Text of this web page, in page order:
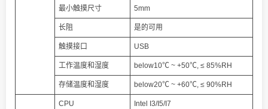
最小触摸尺寸 5mm
长阻 是的可用
触摸接口 USB
工作温度和湿度 below10℃ ~ +50℃, ≤ 85%RH
存储温度和湿度 below20℃ ~ +60℃, ≤ 90%RH
CPU Intel I3/I5/I7